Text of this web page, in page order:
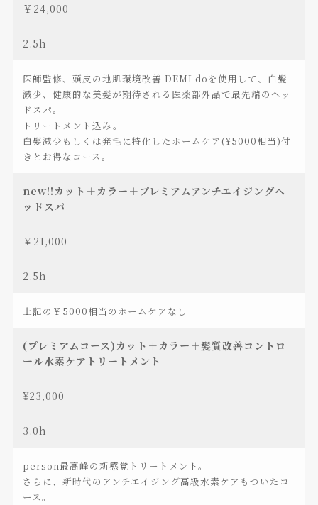
￥24,000
2.5h
医師監修、頭皮の地肌環境改善 DEMI doを使用して、白髪
減少、健康的な美髪が期待される医薬部外品で最先端のヘッ
ドスパ。
トリートメント込み。
白髪減少もしくは発毛に特化したホームケア(¥5000相当)付
きとお得なコース。
new!!カット＋カラー＋プレミアムアンチエイジングヘ
ッドスパ
￥21,000
2.5h
上記の￥5000相当のホームケアなし
(プレミアムコース)カット＋カラー＋髪質改善コントロ
ール水素ケアトリートメント
¥23,000
3.0h
person最高峰の新感覚トリートメント。
さらに、新時代のアンチエイジング高級水素ケアもついたコ
ース。